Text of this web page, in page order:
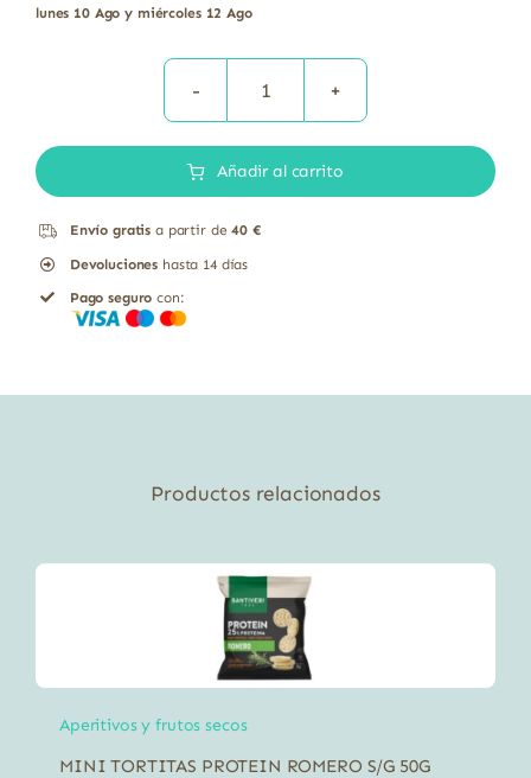
lunes 10 Ago y miércoles 12 Ago
Tortitas
arroz
60g
Añadir al carrito
Envío gratis a partir de40 €
Devoluciones hasta 14 días
Pago seguro con:
Productos relacionados
Aperitivos y frutos secos
MINI TORTITAS PROTEIN ROMERO S/G 50G